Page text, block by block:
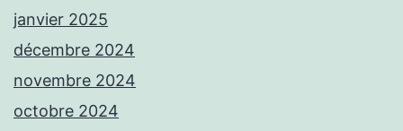
janvier 2025
décembre 2024
novembre 2024
octobre 2024